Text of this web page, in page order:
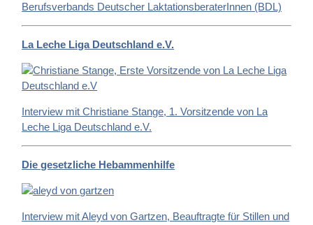
Berufsverbands Deutscher LaktationsberaterInnen (BDL)
La Leche Liga Deutschland e.V.
Interview mit Christiane Stange, 1. Vorsitzende von La
Leche Liga Deutschland e.V.
Die gesetzliche Hebammenhilfe
Interview mit Aleyd von Gartzen, Beauftragte für Stillen und